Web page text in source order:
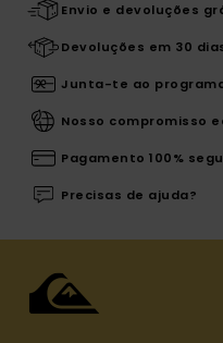
Envio e devoluções
Devoluções em 30
Junta-te ao
Nosso compromisso
Pagamento 100%
Precisas de ajuda?